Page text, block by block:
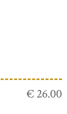
€ 26.00